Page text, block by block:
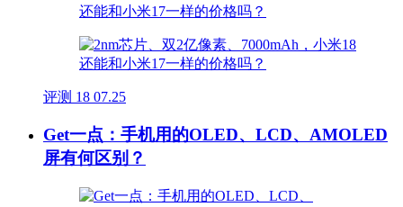
评测 18 07.25
Get一点：手机用的OLED、LCD、AMOLED
屏有何区别？